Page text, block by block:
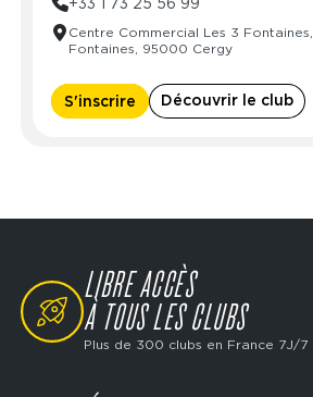
Jeudi
06:00 - 23:00
Samedi
06:00 - 23:00
Dimanche 06:00 - 23:00
Mercredi
08:30 -
Vendredi
08:30 - 21:30
Samedi
09:00 - 19:00
Centre Commercial Les 3
Fontaines, 95000 Cergy
S'inscrire Découvrir le club
SVG
LIBRE ACCÈS
À TOUS LES CLUBS
Plus de 300 clubs en France 7J/7